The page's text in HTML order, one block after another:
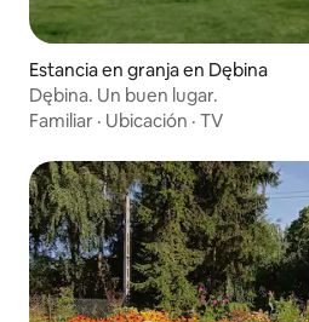
Estancia en granja en Dębina
Dębina. Un buen lugar.
Familiar · Ubicación · TV